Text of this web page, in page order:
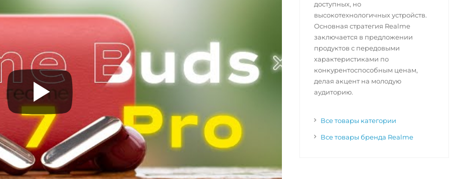
доступных, но
высокотехнологичных устройств.
Основная стратегия Realme
заключается в предложении
продуктов с передовыми
характеристиками по
конкурентоспособным ценам,
делая акцент на молодую
аудиторию.
Все товары категории
Все товары бренда Realme